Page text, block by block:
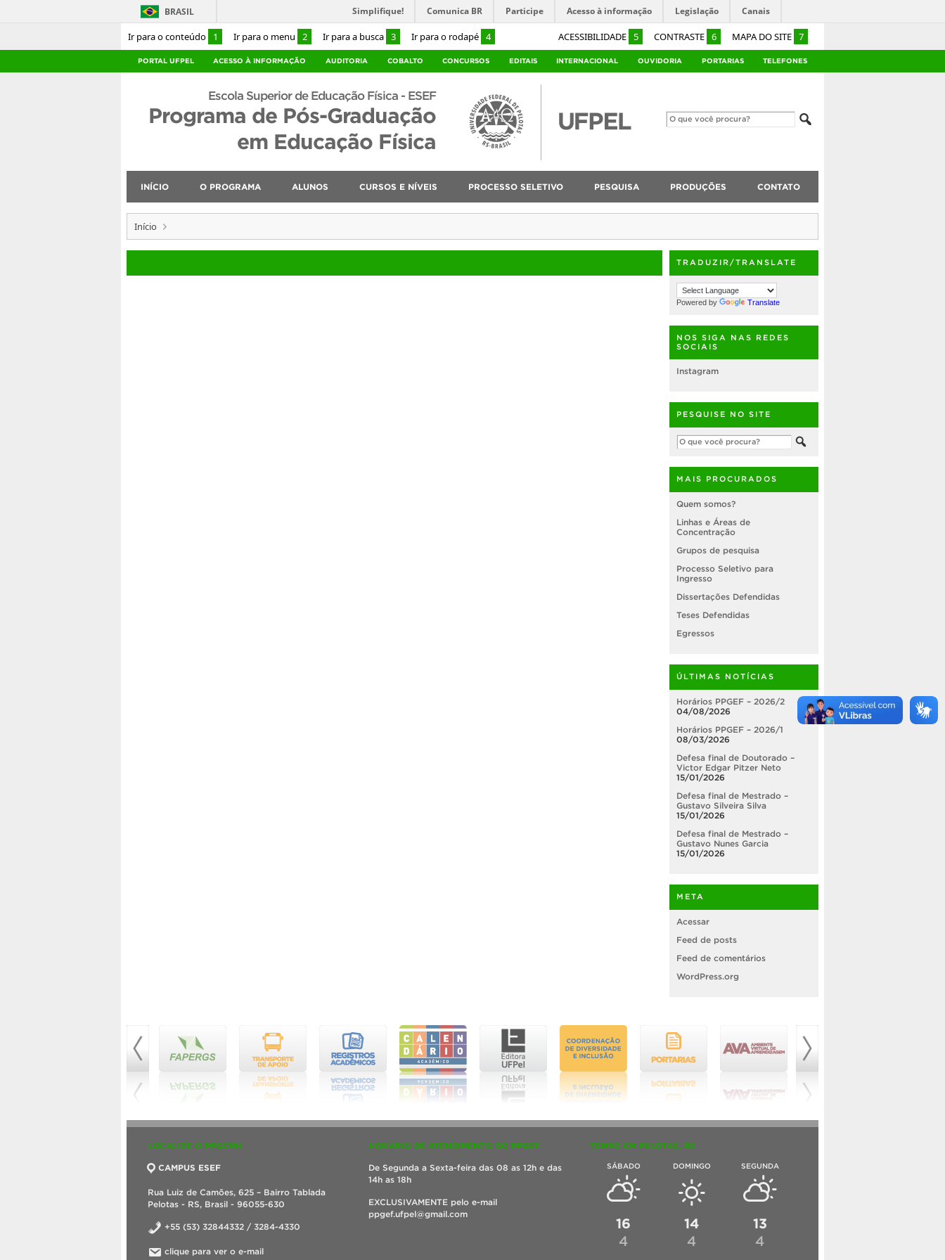
Ir para o conteúdo 1 Ir para o menu 2 Ir para a busca 3 Ir para o rodapé 4 ACESSIBILIDADE 5 CONTRASTE 6 MAPA DO SITE 7
BRASIL Simplifique! Comunica BR Participe Acesso à informação Legislação Canais
PORTAL UFPEL ACESSO À INFORMAÇÃO AUDITORIA COBALTO CONCURSOS EDITAIS INTERNACIONAL OUVIDORIA PORTARIAS TELEFONES
Escola Superior de Educação Física - ESEF
Programa de Pós-Graduação
em Educação Física
INÍCIO O PROGRAMA ALUNOS CURSOS E NÍVEIS PROCESSO SELETIVO PESQUISA PRODUÇÕES CONTATO
Início
TRADUZIR/TRANSLATE
Powered by Translate
NOS SIGA NAS REDES
SOCIAIS
Instagram
PESQUISE NO SITE
MAIS PROCURADOS
Quem somos?
Linhas e Áreas de
Concentração
Grupos de pesquisa
Processo Seletivo para
Ingresso
Dissertações Defendidas
Teses Defendidas
Egressos
ÚLTIMAS NOTÍCIAS
Horários PPGEF – 2026/2
04/08/2026
Horários PPGEF – 2026/1
08/03/2026
Defesa final de Doutorado –
Victor Edgar Pitzer Neto
15/01/2026
Defesa final de Mestrado –
Gustavo Silveira Silva
15/01/2026
Defesa final de Mestrado –
Gustavo Nunes Garcia
15/01/2026
META
Acessar
Feed de posts
Feed de comentários
WordPress.org
LOCALIZE O PPGCMH
CAMPUS ESEF
Rua Luiz de Camões, 625 – Bairro Tablada
Pelotas - RS, Brasil - 96055-630
+55 (53) 32844332 / 3284-4330
clique para ver o e-mail
HORÁRIO DE ATENDIMENTO DO PPGEF
De Segunda a Sexta-feira das 08 as 12h e das
14h as 18h
EXCLUSIVAMENTE pelo e-mail
ppgef.ufpel@gmail.com
TEMPO EM PELOTAS, RS
SÁBADO
16
4
DOMINGO
14
4
SEGUNDA
13
4